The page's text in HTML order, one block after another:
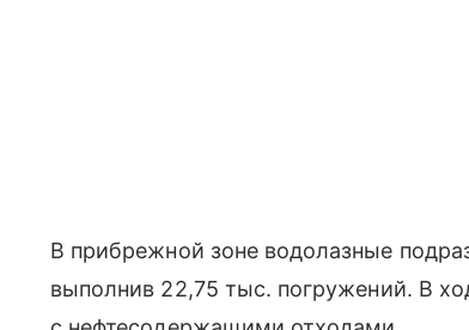
В прибрежной зоне водолазные
выполнив 22,75 тыс. погружений. В